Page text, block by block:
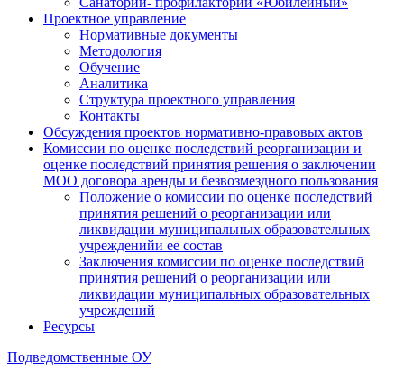
Проектное управление
Нормативные документы
Методология
Обучение
Аналитика
Структура проектного управления
Контакты
Обсуждения проектов нормативно-правовых актов
Комиссии по оценке последствий реорганизации и
оценке последствий принятия решения о заключении
МОО договора аренды и безвозмездного пользования
Положение о комиссии по оценке последствий
принятия решений о реорганизации или
ликвидации муниципальных образовательных
учрежденийи ее состав
Заключения комиссии по оценке последствий
принятия решений о реорганизации или
ликвидации муниципальных образовательных
учреждений
Ресурсы
Подведомственные ОУ